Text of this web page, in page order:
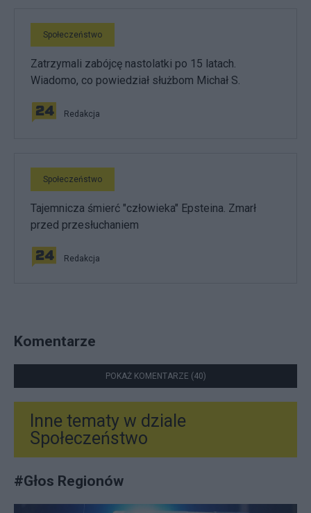
Społeczeństwo
Zatrzymali zabójcę nastolatki po 15 latach.
Wiadomo, co powiedział służbom Michał S.
Redakcja
Społeczeństwo
Tajemnicza śmierć "człowieka" Epsteina. Zmarł
przed przesłuchaniem
Redakcja
Komentarze
POKAŻ KOMENTARZE (40)
Inne tematy w dziale
Społeczeństwo
#Głos Regionów